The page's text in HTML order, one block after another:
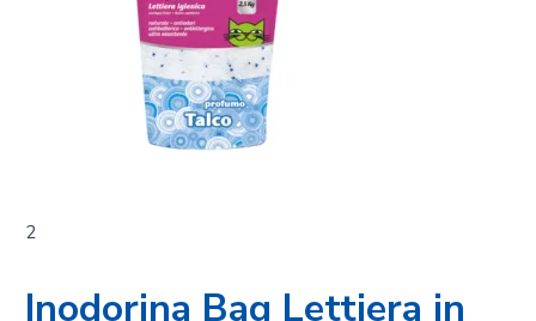
2
Inodorina Bag Lettiera in